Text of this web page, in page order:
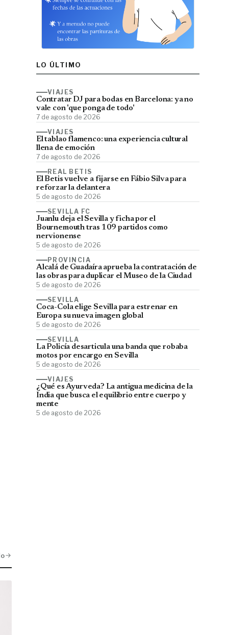
LO ÚLTIMO
VIAJES
Contratar DJ para bodas en Barcelona: ya no
vale con 'que ponga de todo'
7 de agosto de 2026
VIAJES
El tablao flamenco: una experiencia cultural
llena de emoción
7 de agosto de 2026
REAL BETIS
El Betis vuelve a fijarse en Fábio Silva para
reforzar la delantera
5 de agosto de 2026
SEVILLA FC
Juanlu deja el Sevilla y ficha por el
Bournemouth tras 109 partidos como
nervionense
5 de agosto de 2026
PROVINCIA
Alcalá de Guadaíra aprueba la contratación de
las obras para duplicar el Museo de la Ciudad
5 de agosto de 2026
SEVILLA
Coca-Cola elige Sevilla para estrenar en
Europa su nueva imagen global
5 de agosto de 2026
SEVILLA
La Policía desarticula una banda que robaba
motos por encargo en Sevilla
5 de agosto de 2026
VIAJES
¿Qué es Ayurveda? La antigua medicina de la
India que busca el equilibrio entre cuerpo y
mente
5 de agosto de 2026